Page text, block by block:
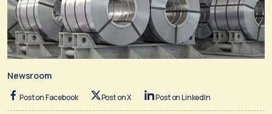
Newsroom
Post on Facebook Post on X Post on LinkedIn